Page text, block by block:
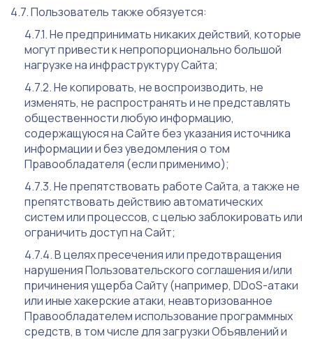
Пользователь также обязуется:
Не предпринимать никаких действий, которые
могут привести к непропорционально большой
нагрузке на инфраструктуру Сайта;
Не копировать, не воспроизводить, не
изменять, не распространять и не представлять
общественности любую информацию,
содержащуюся на Сайте без указания источника
информации и без уведомления о том
Правообладателя (если применимо);
Не препятствовать работе Сайта, а также не
препятствовать действию автоматических
систем или процессов, с целью заблокировать или
ограничить доступ на Сайт;
В целях пресечения или предотвращения
нарушения Пользовательского соглашения и/или
причинения ущерба Сайту (например, DDoS-атаки
или иные хакерские атаки, неавторизованное
Правообладателем использование программных
средств, в том числе для загрузки Объявлений и